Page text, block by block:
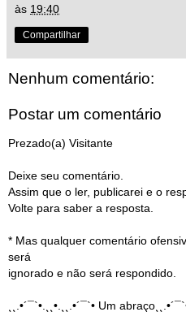
às 19:40
Compartilhar
Nenhum comentário:
Postar um comentário
Prezado(a) Visitante
Deixe seu comentário.
Assim que o ler, publicarei e o
Volte para saber a resposta.
* Mas qualquer comentário
será
ignorado e não será respondido.
¸¸.•´¯`•.¸¸•.¸¸.•´¯`• Um